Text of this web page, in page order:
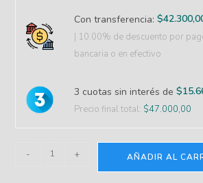
Con transferencia:$
| 10.00% de descuento por
bancaria o en efectivo
3 cuotas sin interés de$
Precio final total: $47.000,00
- + AÑADIR AL